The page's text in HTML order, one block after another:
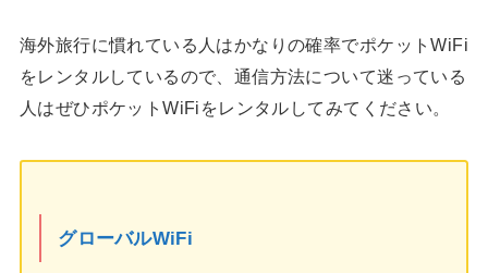
海外旅行に慣れている人はかなりの確率でポケットWiFi
をレンタルしているので、通信方法について迷っている
人はぜひポケットWiFiをレンタルしてみてください。
グローバルWiFi